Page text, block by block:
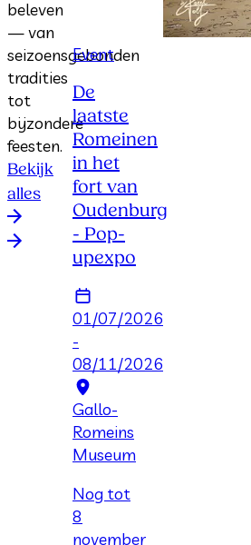
beleven
— van
seizoensgebonden
tradities
tot
bijzondere
feesten.
Bekijk
alles
Event
De
laatste
Romeinen
in het
fort van
Oudenburg
- Pop-
upexpo
01/07/2026
-
08/11/2026
Gallo-
Romeins
Museum
Nog tot
8
november